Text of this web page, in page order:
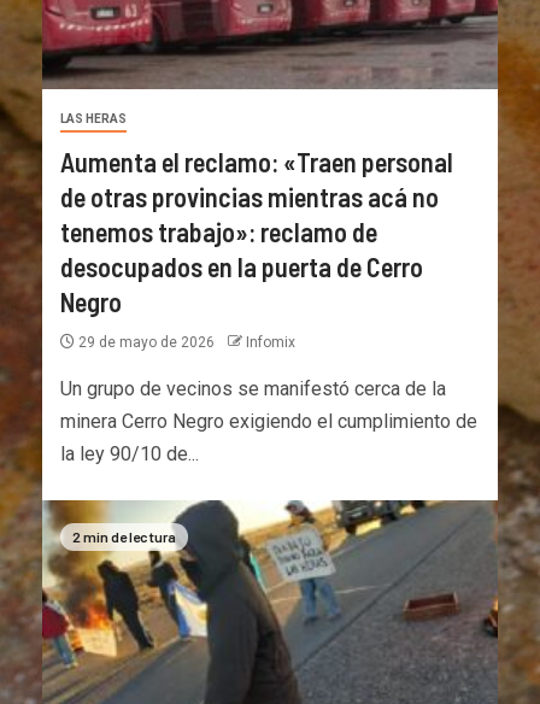
LAS HERAS
Aumenta el reclamo: «Traen personal
de otras provincias mientras acá no
tenemos trabajo»: reclamo de
desocupados en la puerta de Cerro
Negro
29 de mayo de 2026 Infomix
Un grupo de vecinos se manifestó cerca de la
minera Cerro Negro exigiendo el cumplimiento de
la ley 90/10 de...
2 min de lectura